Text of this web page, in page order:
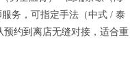
务，可指定手法（中式 / 泰
约到离店无缝对接，适合重